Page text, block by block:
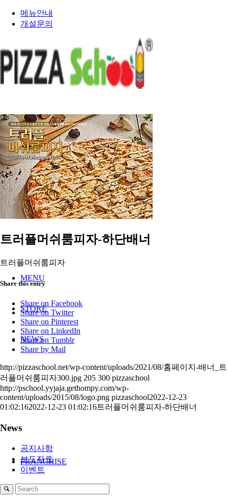
메뉴안내
개설문의
PIZZA SCHOOL
MENU
STORE
NEWS
FRANCHISE
트러플머쉬룸피자-하단배너
트러플머쉬룸피자
Share this entry
Share on Facebook
Share on Twitter
Share on Pinterest
Share on LinkedIn
Share on Tumblr
Share by Mail
http://pizzaschool.net/wp-content/uploads/2021/08/홈페이지-배너_트
러플머쉬룸피자300.jpg 205 300 pizzaschool
http://pschool.yyjaja.gethompy.com/wp-
content/uploads/2015/08/logo.png pizzaschool2022-12-23
01:02:162022-12-23 01:02:16트러플머쉬룸피자-하단배너
News
공지사항
보도자료
이벤트